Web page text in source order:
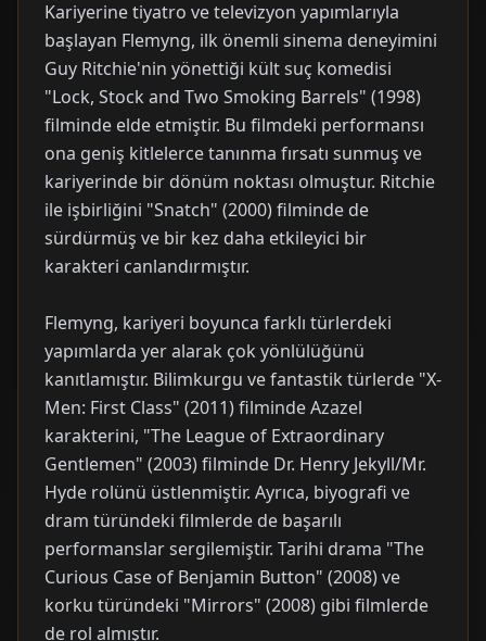
Kariyerine tiyatro ve televizyon yapımlarıyla
başlayan Flemyng, ilk önemli sinema deneyimini
Guy Ritchie'nin yönettiği kült suç komedisi
"Lock, Stock and Two Smoking Barrels" (1998)
filminde elde etmiştir. Bu filmdeki performansı
ona geniş kitlelerce tanınma fırsatı sunmuş ve
kariyerinde bir dönüm noktası olmuştur. Ritchie
ile işbirliğini "Snatch" (2000) filminde de
sürdürmüş ve bir kez daha etkileyici bir
karakteri canlandırmıştır.
Flemyng, kariyeri boyunca farklı türlerdeki
yapımlarda yer alarak çok yönlülüğünü
kanıtlamıştır. Bilimkurgu ve fantastik türlerde "X-
Men: First Class" (2011) filminde Azazel
karakterini, "The League of Extraordinary
Gentlemen" (2003) filminde Dr. Henry Jekyll/Mr.
Hyde rolünü üstlenmiştir. Ayrıca, biyografi ve
dram türündeki filmlerde de başarılı
performanslar sergilemiştir. Tarihi drama "The
Curious Case of Benjamin Button" (2008) ve
korku türündeki "Mirrors" (2008) gibi filmlerde
de rol almıştır.